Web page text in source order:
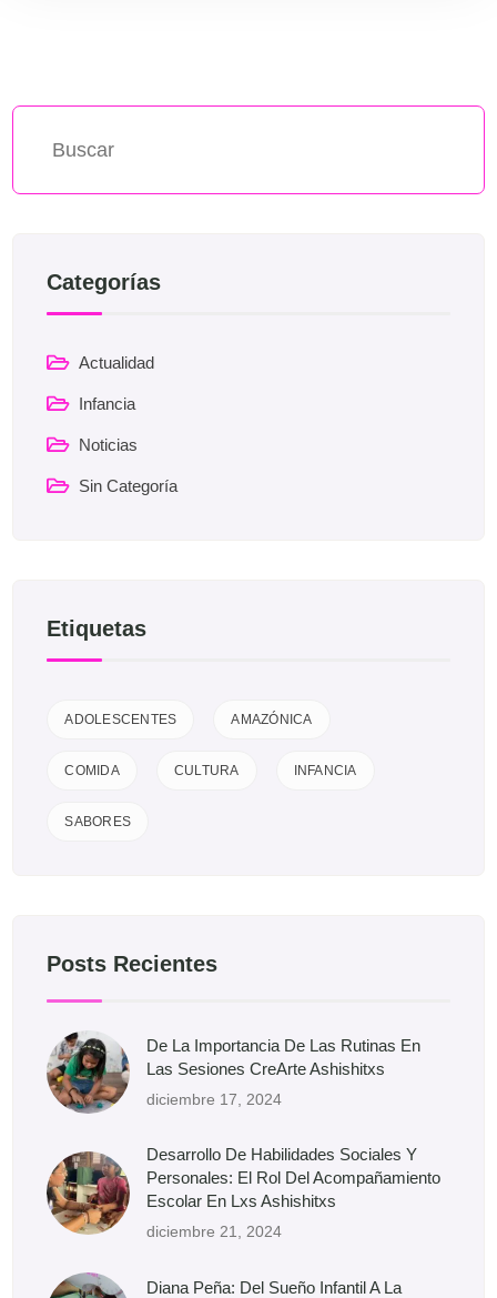
Categorías
Actualidad
Infancia
Noticias
Sin Categoría
Etiquetas
ADOLESCENTES AMAZÓNICA
COMIDA CULTURA INFANCIA
SABORES
Posts Recientes
De La Importancia De Las Rutinas En
Las Sesiones CreArte Ashishitxs
diciembre 17, 2024
Desarrollo De Habilidades Sociales Y
Personales: El Rol Del Acompañamiento
Escolar En Lxs Ashishitxs
diciembre 21, 2024
Diana Peña: Del Sueño Infantil A La